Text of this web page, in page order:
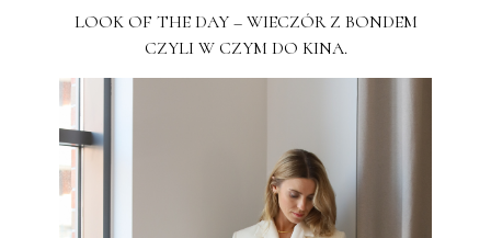
LOOK OF THE DAY – WIECZÓR Z BONDEM
CZYLI W CZYM DO KINA.